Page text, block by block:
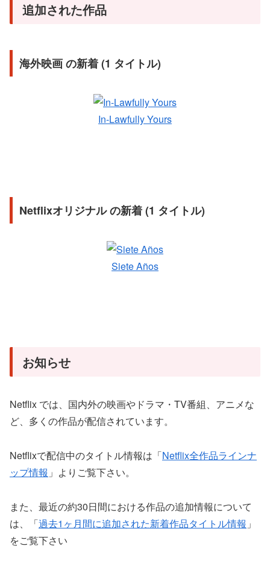
追加された作品
海外映画 の新着 (1 タイトル)
In-Lawfully Yours
Netflixオリジナル の新着 (1 タイトル)
Siete Años
お知らせ
Netflix では、国内外の映画やドラマ・TV番組、アニメな
ど、多くの作品が配信されています。
Netflixで配信中のタイトル情報は「Netflix全作品ラインナ
ップ情報 」よりご覧下さい。
また、最近の約30日間における作品の追加情報について
は、「過去1ヶ月間に追加された新着作品タイトル情報 」
をご覧下さい